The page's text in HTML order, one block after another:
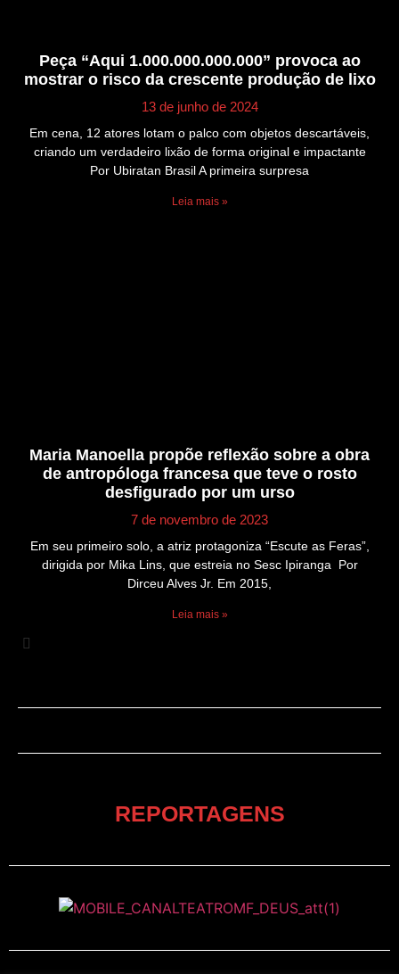
Peça “Aqui 1.000.000.000.000” provoca ao
mostrar o risco da crescente produção de lixo
13 de junho de 2024
Em cena, 12 atores lotam o palco com objetos descartáveis,
criando um verdadeiro lixão de forma original e impactante
Por Ubiratan Brasil A primeira surpresa
Leia mais »
Maria Manoella propõe reflexão sobre a obra
de antropóloga francesa que teve o rosto
desfigurado por um urso
7 de novembro de 2023
Em seu primeiro solo, a atriz protagoniza “Escute as Feras”,
dirigida por Mika Lins, que estreia no Sesc Ipiranga Por
Dirceu Alves Jr. Em 2015,
Leia mais »
REPORTAGENS